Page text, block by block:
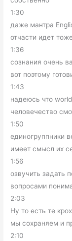
1:30
даже мантра
отчасти идет
1:36
сознания очень
вот поэтому
1:43
надеюсь что
человечество
1:50
единогруппники
имеет смысл их
1:56
озвучить задать
вопросами
2:03
Ну то есть те
мы сохраняем и
2:10